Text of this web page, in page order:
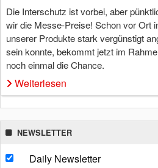
Die Interschutz ist vorbei, aber
wir die Messe-Preise! Schon vor Ort
unserer Produkte stark vergünstigt
sein konnte, bekommt jetzt im
noch einmal die Chance.
Weiterlesen
NEWSLETTER
Daily Newsletter